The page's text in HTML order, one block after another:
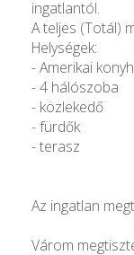
ingatlantól.
A teljes (Totál)
Helységek:
- Amerikai
- 4 hálószoba
- közlekedő
- fürdők
- terasz
Az ingatlan
Várom